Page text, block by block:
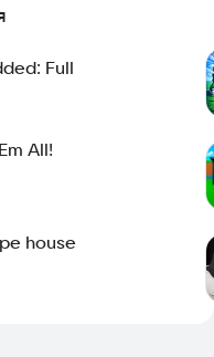
Full
All!
house